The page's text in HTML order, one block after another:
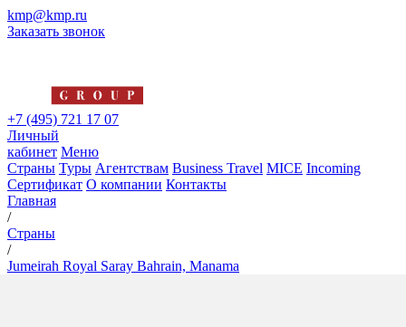
kmp@kmp.ru
Заказать звонок
+7 (495) 721 17 07
Личный
кабинет Меню
Страны Туры Агентствам Business Travel MICE Incoming
Сертификат О компании Контакты
Главная
/
Страны
/
Jumeirah Royal Saray Bahrain, Manama